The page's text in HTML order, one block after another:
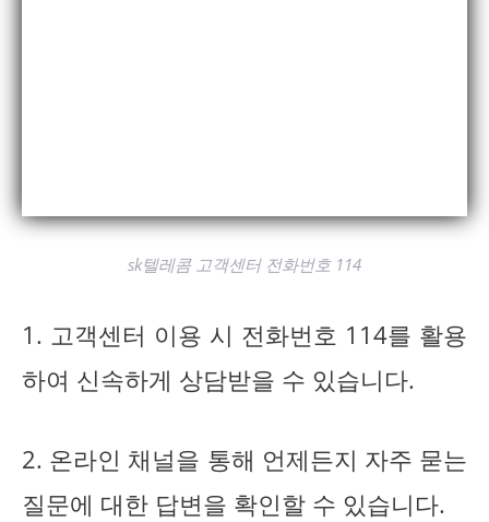
sk텔레콤 고객센터 전화번호 114
1. 고객센터 이용 시 전화번호 114를 활용
하여 신속하게 상담받을 수 있습니다.
2. 온라인 채널을 통해 언제든지 자주 묻는
질문에 대한 답변을 확인할 수 있습니다.